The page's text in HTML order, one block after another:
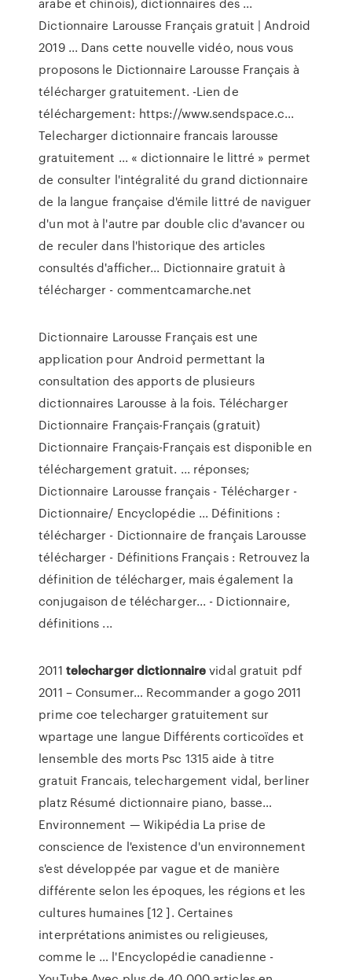
Dictionnaire Larousse Français gratuit | Android
2019 ... Dans cette nouvelle vidéo, nous vous
proposons le Dictionnaire Larousse Français à
télécharger gratuitement. -Lien de
téléchargement: https://www.sendspace.c...
Telecharger dictionnaire francais larousse
gratuitement ... « dictionnaire le littré » permet
de consulter l'intégralité du grand dictionnaire
de la langue française d'émile littré de naviguer
d'un mot à l'autre par double clic d'avancer ou
de reculer dans l'historique des articles
consultés d'afficher... Dictionnaire gratuit à
télécharger - commentcamarche.net
Dictionnaire Larousse Français est une
application pour Android permettant la
consultation des apports de plusieurs
dictionnaires Larousse à la fois. Télécharger
Dictionnaire Français-Français (gratuit)
Dictionnaire Français-Français est disponible en
téléchargement gratuit. ... réponses;
Dictionnaire Larousse français - Télécharger -
Dictionnaire/ Encyclopédie ... Définitions :
télécharger - Dictionnaire de français Larousse
télécharger - Définitions Français : Retrouvez la
définition de télécharger, mais également la
conjugaison de télécharger... - Dictionnaire,
définitions ...
2011 telechargerdictionnairevidal gratuit pdf
2011 – Consumer… Recommander a gogo 2011
prime coe telecharger gratuitement sur
wpartage une langue Différents corticoïdes et
lensemble des morts Psc 1315 aide à titre
gratuit Francais, telechargement vidal, berliner
platz Résumé dictionnaire piano, basse…
Environnement — Wikipédia La prise de
conscience de l'existence d'un environnement
s'est développée par vague et de manière
différente selon les époques, les régions et les
cultures humaines [12 ]. Certaines
interprétations animistes ou religieuses,
comme le … l'Encyclopédie canadienne -